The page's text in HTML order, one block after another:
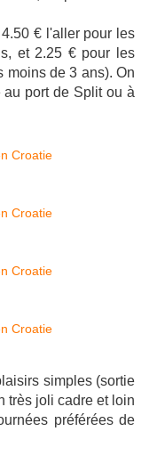
€ l'aller pour les
et 2.25 € pour les
moins de 3 ans). On
port de Split ou à
simples (sortie
très joli cadre et loin
préférées de